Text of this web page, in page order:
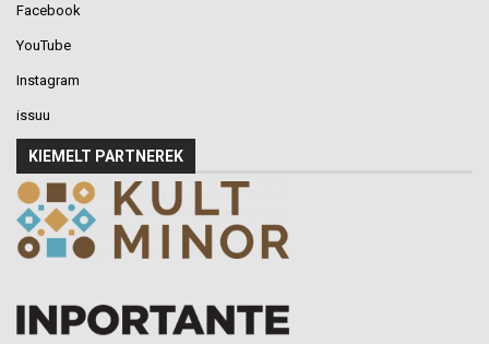
Facebook
YouTube
Instagram
issuu
KIEMELT PARTNEREK